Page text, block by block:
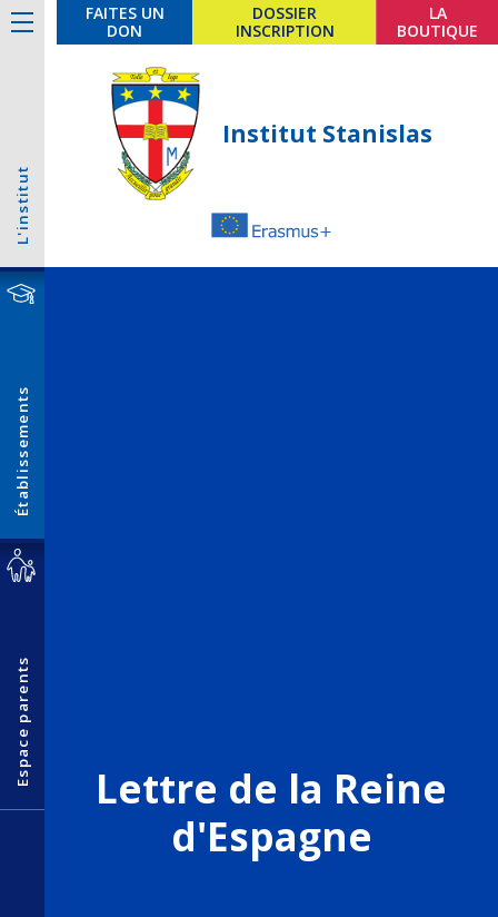
Institut Stanislas
FAITES UN
DON
DOSSIER
INSCRIPTION
LA
BOUTIQUE
L'institut
Établissements
Espace parents
Lettre de la Reine
d'Espagne